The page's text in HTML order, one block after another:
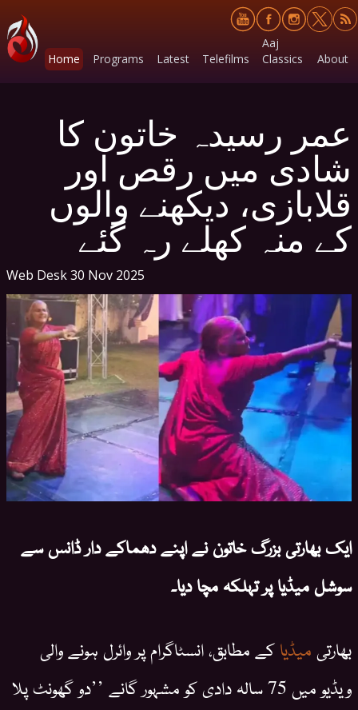
Home Programs Latest Telefilms
Aaj
Classics
About
عمر رسیدہ خاتون کا
شادی میں رقص اور
قلابازی، دیکھنے والوں
کے منہ کھلے رہ گئے
Web Desk30 Nov 2025
ایک بھارتی بزرگ خاتون نے اپنے دھماکے دار ڈانس سے
سوشل میڈیا پر تہلکہ مچا دیا۔
بھارتی میڈیا کے مطابق، انسٹاگرام پر وائرل ہونے والی
ویڈیو میں 75 سالہ دادی کو مشہور گانے ’’دو گھونٹ پلا